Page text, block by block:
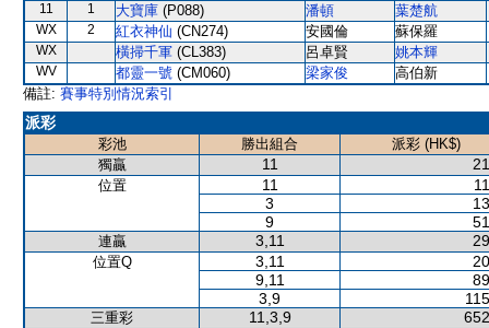
11 1 大寶庫 (P088) 潘頓 葉楚航
WX 2 紅衣神仙 (CN274) 安國倫 蘇保羅
WX 橫掃千軍 (CL383) 呂卓賢 姚本輝
WV 都靈一號 (CM060) 梁家俊
高伯新
備註: 賽事特別情況索引
派彩
彩池 勝出組合
派彩 (HK$)
獨贏
11
位置 11
3
9
連贏 3,11
位置Q 3,11
9,11
3,9
三重彩 11,3,9